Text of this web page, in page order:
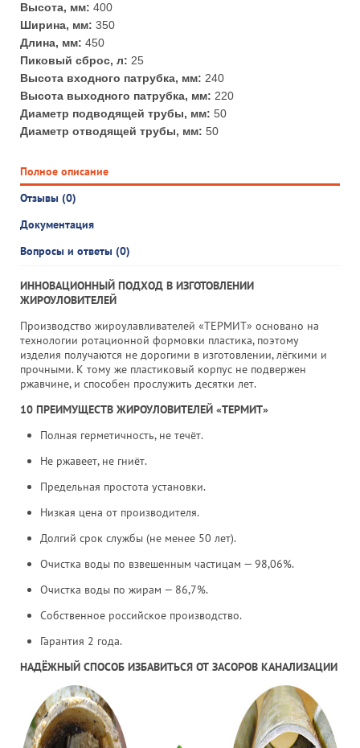
Высота, мм: 400
Ширина, мм: 350
Длина, мм: 450
Пиковый сброс, л: 25
Высота входного патрубка, мм: 240
Высота выходного патрубка, мм: 220
Диаметр подводящей трубы, мм: 50
Диаметр отводящей трубы, мм: 50
Полное описание
Отзывы (0)
Документация
Вопросы и ответы (0)
ИННОВАЦИОННЫЙ ПОДХОД В ИЗГОТОВЛЕНИИ
ЖИРОУЛОВИТЕЛЕЙ
Производство жироулавливателей «ТЕРМИТ» основано на
технологии ротационной формовки пластика, поэтому
изделия получаются не дорогими в изготовлении, лёгкими и
прочными. К тому же пластиковый корпус не подвержен
ржавчине, и способен прослужить десятки лет.
10 ПРЕИМУЩЕСТВ ЖИРОУЛОВИТЕЛЕЙ «ТЕРМИТ»
Полная герметичность, не течёт.
Не ржавеет, не гниёт.
Предельная простота установки.
Низкая цена от производителя.
Долгий срок службы (не менее 50 лет).
Очистка воды по взвешенным частицам — 98,06%.
Очистка воды по жирам — 86,7%.
Собственное российское производство.
Гарантия 2 года.
НАДЁЖНЫЙ СПОСОБ ИЗБАВИТЬСЯ ОТ ЗАСОРОВ КАНАЛИЗАЦИИ